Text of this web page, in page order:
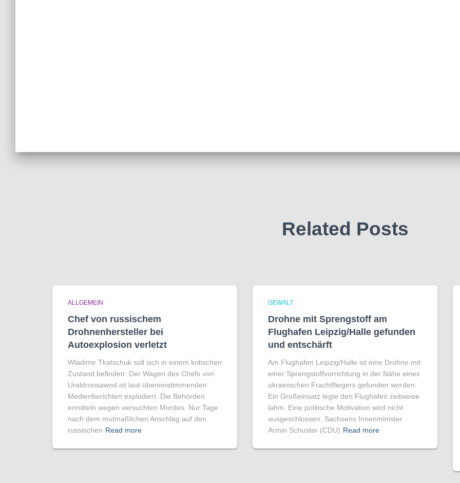
Related Posts
ALLGEMEIN
Chef von russischem
Drohnenhersteller bei
Autoexplosion verletzt
Wladimir Tkatschuk soll sich in einem kritischen
Zustand befinden: Der Wagen des Chefs von
Uraldronsawod ist laut übereinstimmenden
Medienberichten explodiert. Die Behörden
ermitteln wegen versuchten Mordes. Nur Tage
nach dem mutmaßlichen Anschlag auf den
russischen Read more
GEWALT
Drohne mit Sprengstoff am
Flughafen Leipzig/Halle gefunden
und entschärft
Am Flughafen Leipzig/Halle ist eine Drohne mit
einer Sprengstoffvorrichtung in der Nähe eines
ukrainischen Frachtfliegers gefunden worden.
Ein Großeinsatz legte den Flughafen zeitweise
lahm. Eine politische Motivation wird nicht
ausgeschlossen. Sachsens Innenminister
Armin Schuster (CDU) Read more